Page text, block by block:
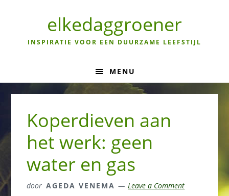
navigation
elkedaggroener
INSPIRATIE VOOR EEN DUURZAME LEEFSTIJL
MENU
Koperdieven aan
het werk: geen
water en gas
door AGEDA VENEMA Leave a Comment